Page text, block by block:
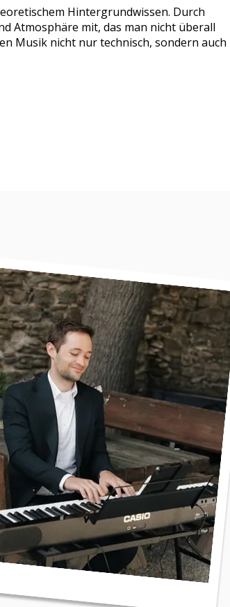
Hintergrundwissen. Durch
Atmosphäre mit, das man nicht überall
Musik nicht nur technisch, sondern auch